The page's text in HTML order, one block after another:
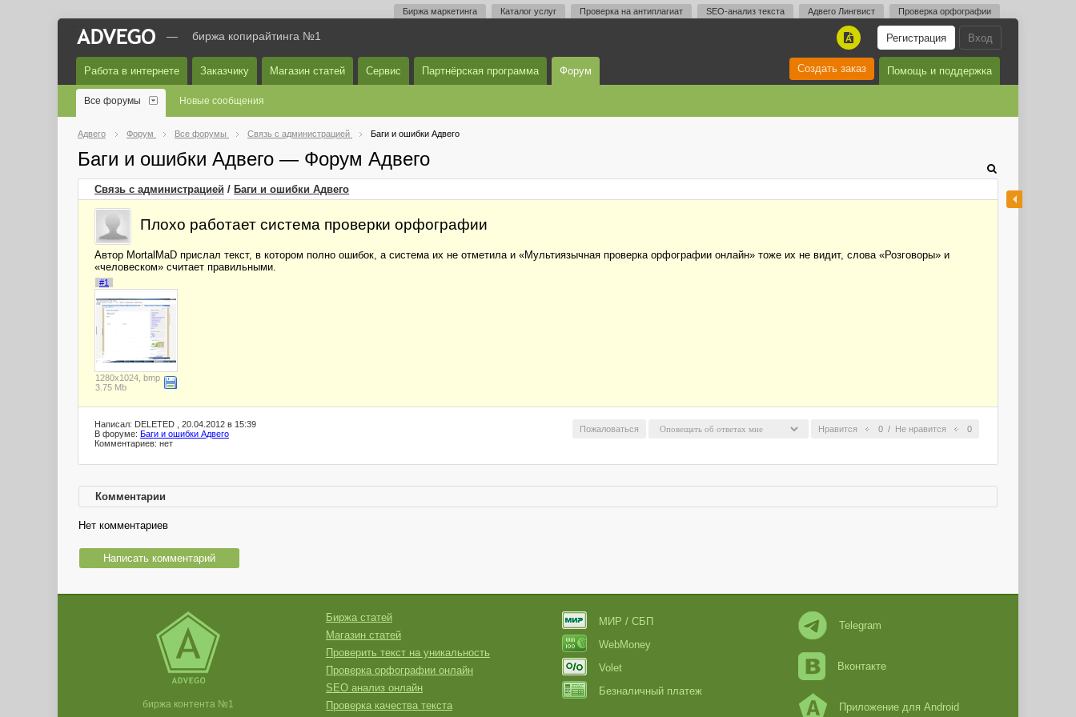
Биржа маркетинга Каталог услуг Проверка на антиплагиат SEO-анализ текста Адвего Лингвист Проверка орфографии
Вход
Регистрация
A
— биржа копирайтинга №1
Работа в интернете Заказчику Магазин статей Сервис Партнёрская программа Форум Помощь и поддержка
Создать заказ
Все форумы Новые сообщения
Адвего Форум Все форумы Связь с администрацией Баги и ошибки Адвего
Баги и ошибки Адвего — Форум Адвего
Связь с администрацией / Баги и ошибки Адвего
Плохо работает система проверки орфографии
Автор MortalMaD прислал текст, в котором полно ошибок, а система их не отметила и «Мультиязычная проверка орфографии онлайн» тоже их не видит, слова «Розговоры» и
«человеском» считает правильными.
#1
1280x1024, bmp
3.75 Mb
Нравится 0 / Не нравится 0
Пожаловаться
Написал: DELETED , 20.04.2012 в 15:39
В форуме: Баги и ошибки Адвего
Комментариев: нет
Комментарии
Нет комментариев
Написать комментарий
биржа контента №1
Биржа статей
Магазин статей
Проверить текст на уникальность
Проверка орфографии онлайн
SEO анализ онлайн
Проверка качества текста
МИР / СБП
WebMoney
Volet
Безналичный платеж
Telegram
Вконтакте
Приложение для Android